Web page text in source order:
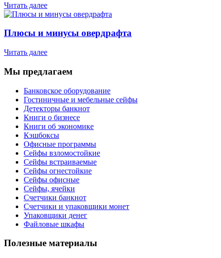
Читать далее
Плюсы и минусы овердрафта
Читать далее
Мы предлагаем
Банковское оборудование
Гостиничные и мебельные сейфы
Детекторы банкнот
Книги о бизнесе
Книги об экономике
Кэшбоксы
Офисные программы
Сейфы взломостойкие
Сейфы встраиваемые
Сейфы огнестойкие
Сейфы офисные
Сейфы, ячейки
Счетчики банкнот
Счетчики и упаковщики монет
Упаковщики денег
Файловые шкафы
Полезные материалы